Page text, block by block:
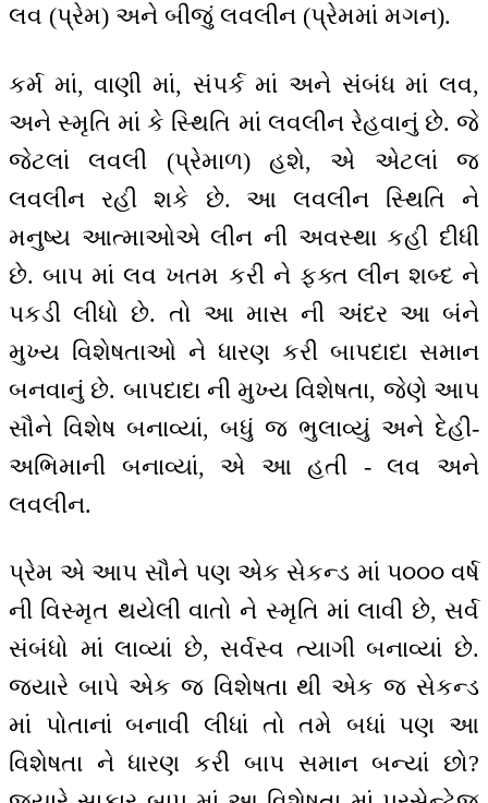
લવ (પ્રેમ) અને બીજું લવલીન (પ્રેમમાં મગન).
કર્મ માં, વાણી માં, સંપર્ક માં અને સંબંધ માં લવ,
અને સ્મૃતિ માં કે સ્થિતિ માં લવલીન રેહવાનું છે. જે
જેટલાં લવલી (પ્રેમાળ) હશે, એ એટલાં જ
લવલીન રહી શકે છે. આ લવલીન સ્થિતિ ને
મનુષ્ય આત્માઓએ લીન ની અવસ્થા કહી દીધી
છે. બાપ માં લવ ખતમ કરી ને ફક્ત લીન શબ્દ ને
પકડી લીધો છે. તો આ માસ ની અંદર આ બંને
મુખ્ય વિશેષતાઓ ને ધારણ કરી બાપદાદા સમાન
બનવાનું છે. બાપદાદા ની મુખ્ય વિશેષતા, જેણે આપ
સૌને વિશેષ બનાવ્યાં, બધું જ ભુલાવ્યું અને દેહી-
અભિમાની બનાવ્યાં, એ આ હતી - લવ અને
લવલીન.
પ્રેમ એ આપ સૌને પણ એક સેકન્ડ માં ૫૦૦૦ વર્ષ
ની વિસ્મૃત થયેલી વાતો ને સ્મૃતિ માં લાવી છે, સર્વ
સંબંધો માં લાવ્યાં છે, સર્વસ્વ ત્યાગી બનાવ્યાં છે.
જયારે બાપે એક જ વિશેષતા થી એક જ સેકન્ડ
માં પોતાનાં બનાવી લીધાં તો તમે બધાં પણ આ
વિશેષતા ને ધારણ કરી બાપ સમાન બન્યાં છો?